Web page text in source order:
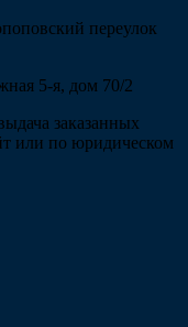
переулок
5-я, дом 70/2
заказанных
или по юридическом